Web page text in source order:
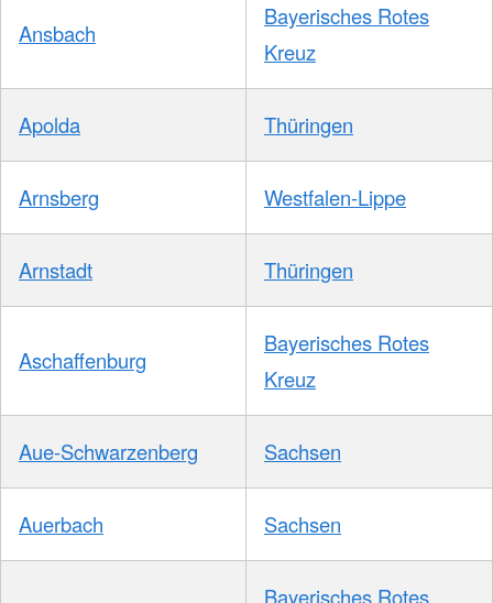
Ansbach
Bayerisches Rotes
Kreuz
Apolda Thüringen
Arnsberg Westfalen-Lippe
Arnstadt Thüringen
Aschaffenburg
Bayerisches Rotes
Kreuz
Aue-Schwarzenberg Sachsen
Auerbach Sachsen
Bayerisches Rotes